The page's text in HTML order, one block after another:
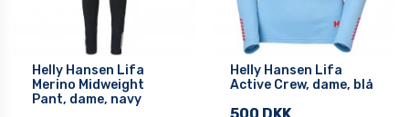
Helly Hansen Lifa
Merino Midweight
Pant, dame, navy
Helly Hansen Lifa
Active Crew, dame, blå